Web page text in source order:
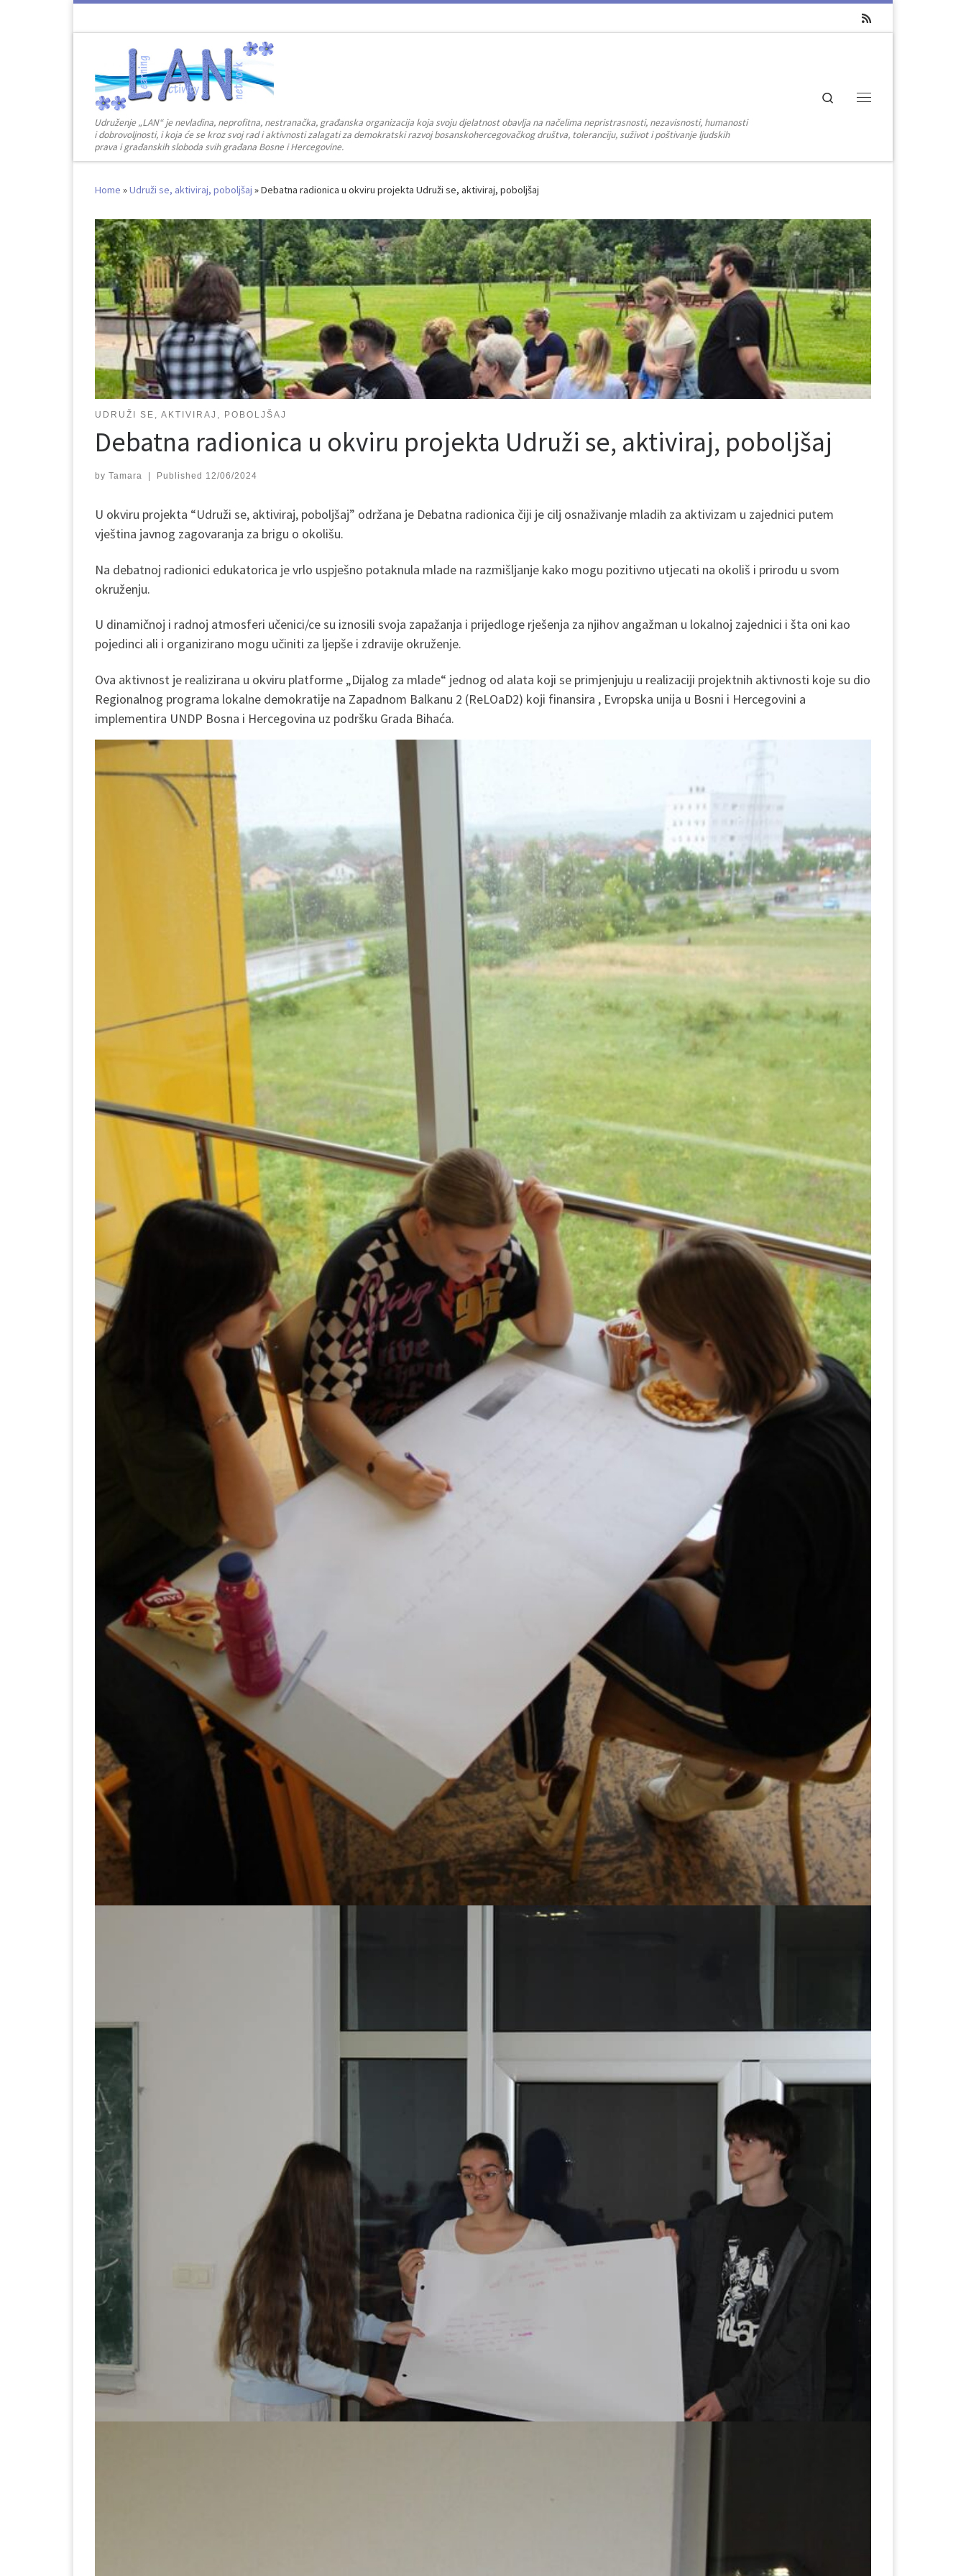
Udruženje „LAN“ je nevladina, neprofitna, nestranačka, građanska organizacija koja svoju djelatnost obavlja na načelima nepristrasnosti, nezavisnosti, humanosti
i dobrovoljnosti, i koja će se kroz svoj rad i aktivnosti zalagati za demokratski razvoj bosanskohercegovačkog društva, toleranciju, suživot i poštivanje ljudskih
prava i građanskih sloboda svih građana Bosne i Hercegovine.
Search
Home »Udruži se, aktiviraj, poboljšaj »Debatna radionica u okviru projekta Udruži se, aktiviraj, poboljšaj
UDRUŽI SE, AKTIVIRAJ, POBOLJŠAJ
Debatna radionica u okviru projekta Udruži se, aktiviraj, poboljšaj
by Tamara Published 12/06/2024
U okviru projekta “Udruži se, aktiviraj, poboljšaj” održana je Debatna radionica čiji je cilj osnaživanje mladih za aktivizam u zajednici putem
vještina javnog zagovaranja za brigu o okolišu.
Na debatnoj radionici edukatorica je vrlo uspješno potaknula mlade na razmišljanje kako mogu pozitivno utjecati na okoliš i prirodu u svom
okruženju.
U dinamičnoj i radnoj atmosferi učenici/ce su iznosili svoja zapažanja i prijedloge rješenja za njihov angažman u lokalnoj zajednici i šta oni kao
pojedinci ali i organizirano mogu učiniti za ljepše i zdravije okruženje.
Ova aktivnost je realizirana u okviru platforme „Dijalog za mlade“ jednog od alata koji se primjenjuju u realizaciji projektnih aktivnosti koje su dio
Regionalnog programa lokalne demokratije na Zapadnom Balkanu 2 (ReLOaD2) koji finansira , Evropska unija u Bosni i Hercegovini a
implementira UNDP Bosna i Hercegovina uz podršku Grada Bihaća.